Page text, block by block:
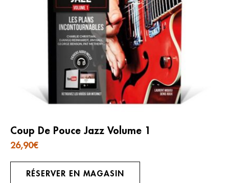
Coup De Pouce Jazz Volume 1
26,90€
RÉSERVER EN MAGASIN